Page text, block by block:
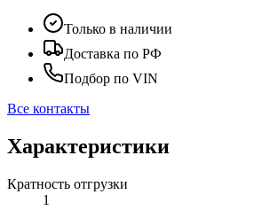
Только в наличии
Доставка по РФ
Подбор по VIN
Все контакты
Характеристики
Кратность отгрузки
1